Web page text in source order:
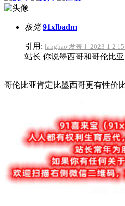
板凳 91xlbadm
引用: langhao 发表于 2023-1-2
站长 你说墨西哥和哥伦比
哥伦比亚肯定比墨西哥更有性价